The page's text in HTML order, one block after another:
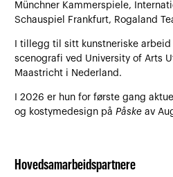
Münchner Kammerspiele,
Schauspiel Frankfurt, Rogaland
I tillegg til sitt kunstneriske
scenografi ved University of Arts
Maastricht i Nederland.
I 2026 er hun for første gang
og kostymedesign på Påske av
Hovedsamarbeidspartnere